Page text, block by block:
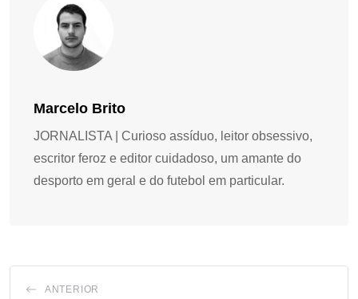
Marcelo Brito
JORNALISTA | Curioso assíduo, leitor obsessivo,
escritor feroz e editor cuidadoso, um amante do
desporto em geral e do futebol em particular.
ANTERIOR